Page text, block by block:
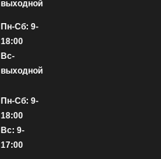
выходной
Пн-Сб: 9-
18:00
Вс-
выходной
Пн-Сб: 9-
18:00
Вс: 9-
17:00